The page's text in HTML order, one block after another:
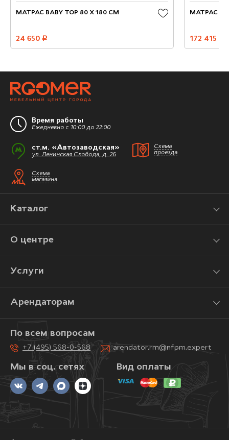
МАТРАС BABY TOP 80 X 180 СМ
24 650 руб.
МАТРАС
172 415
Время работы
Ежедневно с 10:00 до 22:00
ст.м. «Автозаводская»
ул. Ленинская Слобода, д. 26
Схема
проезда
Схема
магазина
Каталог
О центре
Услуги
Арендаторам
Мы в соц. сетях
По всем вопросам
+7 (495) 568-0-568 arendator.rm@nfpm.expert
Вид оплаты